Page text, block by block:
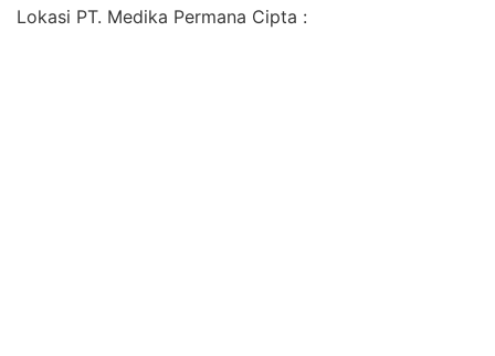
Lokasi PT. Medika Permana Cipta :